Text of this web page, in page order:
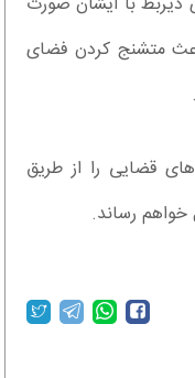
متشنج کردن فضای
قضایی را از طریق
خواهم رساند.